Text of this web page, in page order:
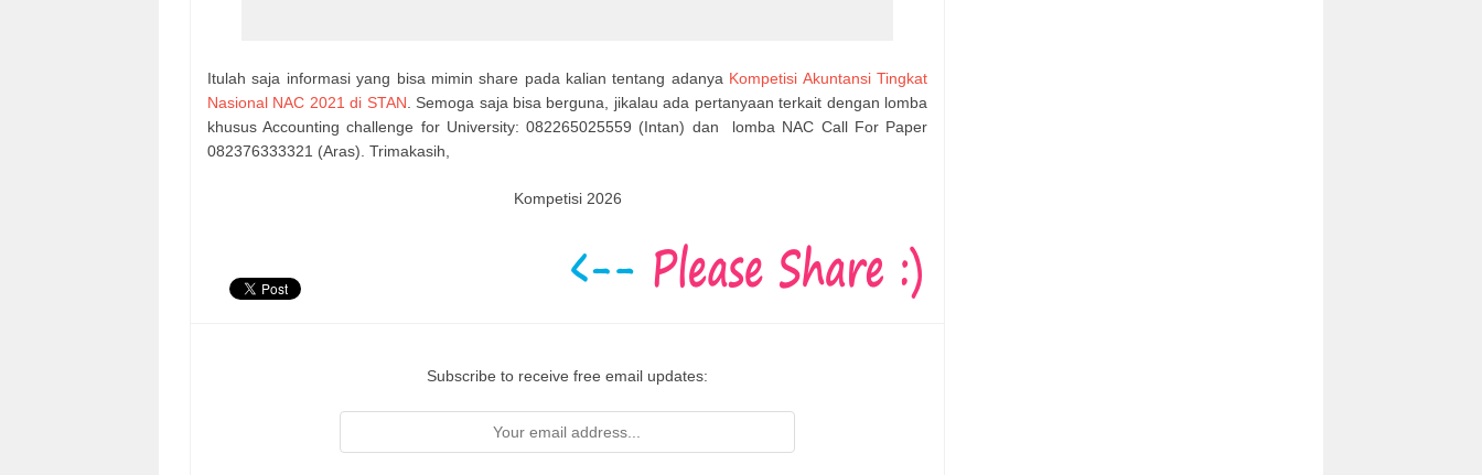
Itulah saja informasi yang bisa mimin share pada kalian tentang adanya Kompetisi Akuntansi Tingkat
Nasional NAC 2021 di STAN. Semoga saja bisa berguna, jikalau ada pertanyaan terkait dengan lomba
khusus Accounting challenge for University: 082265025559 (Intan) dan lomba NAC Call For Paper
082376333321 (Aras). Trimakasih,
Kompetisi 2026
Subscribe to receive free email updates: